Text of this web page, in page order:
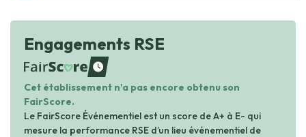
Engagements RSE
waiting
Cet établissement n'a pas encore obtenu son
FairScore.
Le FairScore Événementiel est un score de A+ à E- qui
mesure la performance RSE d’un lieu événementiel de